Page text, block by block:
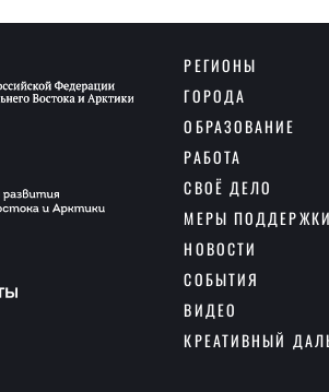
РЕГИОНЫ
ГОРОДА
ОБРАЗОВАНИЕ
РАБОТА
СВОЁ ДЕЛО
МЕРЫ ПОДДЕРЖКИ
НОВОСТИ
СОБЫТИЯ
ВИДЕО
КРЕАТИВНЫЙ